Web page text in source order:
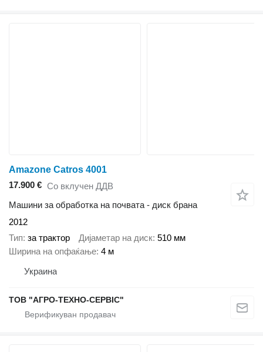
Amazone Catros 4001
17.900 € Со вклучен ДДВ
Машини за обработка на почвата - диск брана
2012
Тип за трактор Дијаметар на диск 510 мм
Ширина на опфаќање 4 м
Украина
ТОВ "АГРО-ТЕХНО-СЕРВІС"